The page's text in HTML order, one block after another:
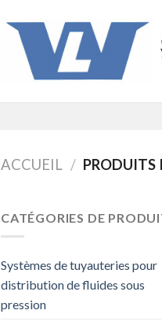
ACCUEIL / PRODUITS
CATÉGORIES DE
Systèmes de tuyauteries pour
distribution de fluides sous
pression